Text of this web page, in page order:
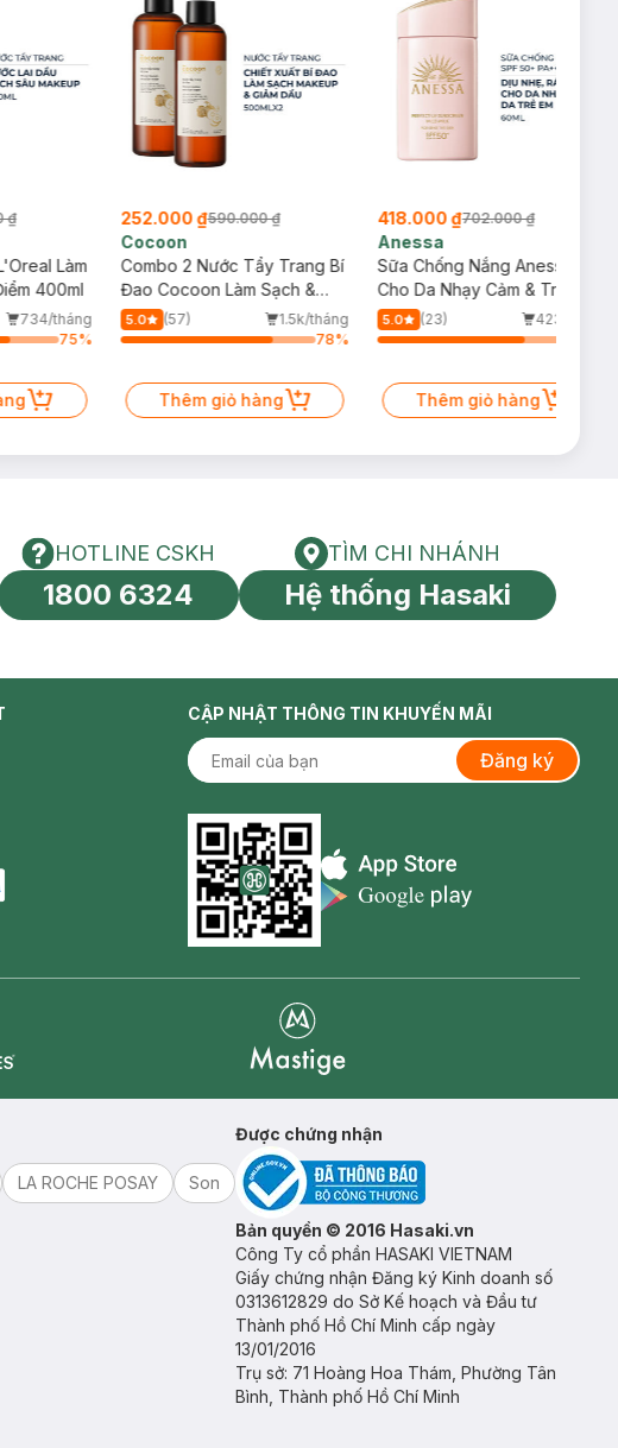
₫
Làm
400ml
734/tháng
75%
252.000 ₫590.000 ₫
Cocoon
Combo 2 Nước Tẩy Trang Bí
Đao Cocoon Làm Sạch &
Giảm Dầu 500ml
5.0 (57)
1.5k/tháng
78%
Thêm giỏ hàng
418.000 ₫702.000 ₫
Anessa
Sữa Chống Nắng Anessa
Cho Da Nhạy Cảm & Trẻ Em
60ml (Mới)
5.0 (23)
423/tháng
Thêm giỏ hàng
hiệu uy tín toàn cầu
HOTLINE CSKH
HOTLINE CSKH
1800 6324
Tìm chi nhánh
TÌM CHI NHÁNH
Hệ thống Hasaki
CẬP NHẬT THÔNG TIN KHUYẾN MÃI
Đăng ký
Appstore icon
LA ROCHE POSAY
Son
Được chứng nhận
Bản quyền © 2016 Hasaki.vn
Công Ty cổ phần HASAKI VIETNAM
Giấy chứng nhận Đăng ký Kinh doanh số
0313612829 do Sở Kế hoạch và Đầu tư
Thành phố Hồ Chí Minh cấp ngày
13/01/2016
Trụ sở: 71 Hoàng Hoa Thám, Phường Tân
Bình, Thành phố Hồ Chí Minh